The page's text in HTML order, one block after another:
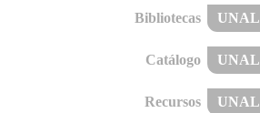
Bibliotecas UNAL
Catálogo UNAL
Recursos UNAL